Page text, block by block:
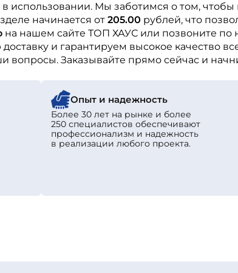
использовании. Мы заботимся о том,
начинается от 205.00 рублей, что
на нашем сайте ТОП ХАУС или позвоните по
и гарантируем высокое качество
вопросы. Заказывайте прямо сейчас и
Опыт и надежность
Более 30 лет на рынке и более
250 специалистов обеспечивают
профессионализм и надежность
в реализации любого проекта.